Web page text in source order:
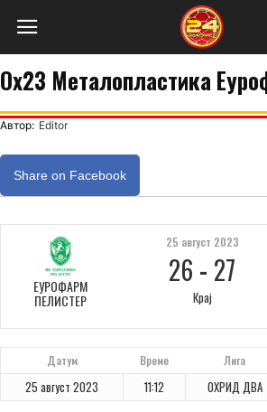
Ох23 Металопластика
Автор: Editor
Share on Facebook
ЕУРОФАРМ
ПЕЛИСТЕР
25 август 2023
26 - 27
Крај
Датум Време Лига
25 август 2023 11:12 ОХРИД ДВА